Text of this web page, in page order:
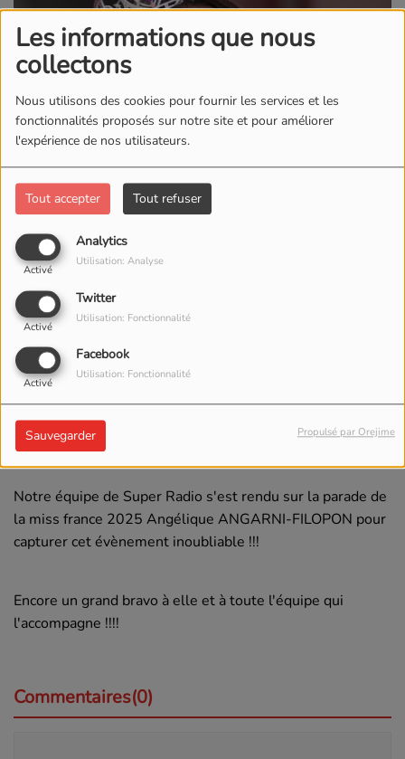
Les informations que nous
collectons
Nous utilisons des cookies pour fournir les services et les
fonctionnalités proposés sur notre site et pour améliorer
l'expérience de nos utilisateurs.
Tout accepter Tout refuser
Analytics
Activé
Utilisation: Analyse
Twitter
Activé
Utilisation: Fonctionnalité
Facebook
Activé
Utilisation: Fonctionnalité
Sauvegarder Propulsé par Orejime
13 FÉVRIER 2025
Notre équipe de Super Radio s'est rendu sur la parade de
la miss france 2025 Angélique ANGARNI-FILOPON pour
capturer cet évènement inoubliable !!!
Encore un grand bravo à elle et à toute l'équipe qui
l'accompagne !!!!
Commentaires(0)